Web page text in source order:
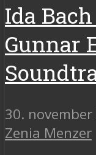
Ida
Gunnar
30. november
Zenia Menzer